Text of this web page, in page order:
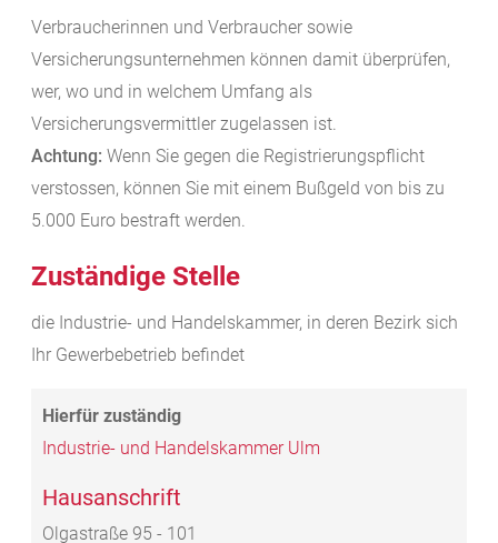
Verbraucherinnen und Verbraucher sowie
Versicherungsunternehmen können damit überprüfen,
wer, wo und in welchem Umfang als
Versicherungsvermittler zugelassen ist.
Achtung: Wenn Sie gegen die Registrierungspflicht
verstossen, können Sie mit einem Bußgeld von bis zu
5.000 Euro bestraft werden.
Zuständige Stelle
die Industrie- und Handelskammer, in deren Bezirk sich
Ihr Gewerbebetrieb befindet
Industrie- und Handelskammer Ulm
Hausanschrift
Olgastraße 95 - 101